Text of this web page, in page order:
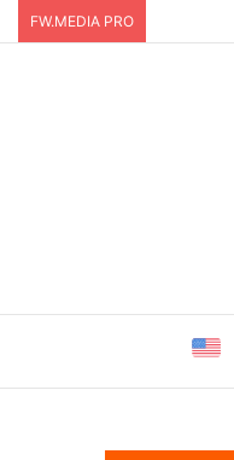
FW.MEDIA PRO